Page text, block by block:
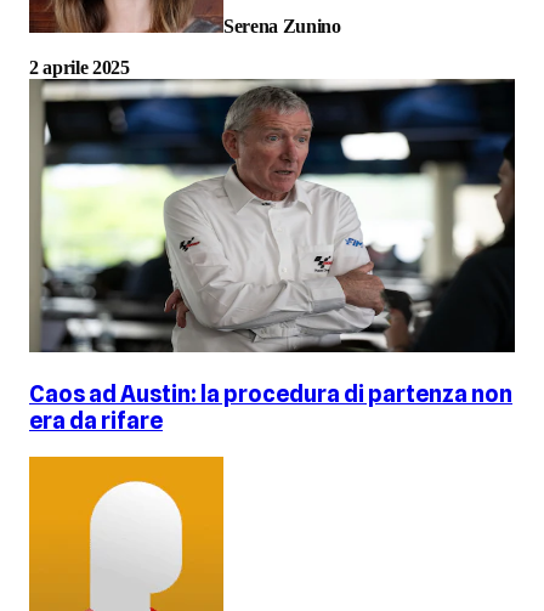
Serena Zunino
2 aprile 2025
Caos ad Austin: la procedura di partenza non
era da rifare